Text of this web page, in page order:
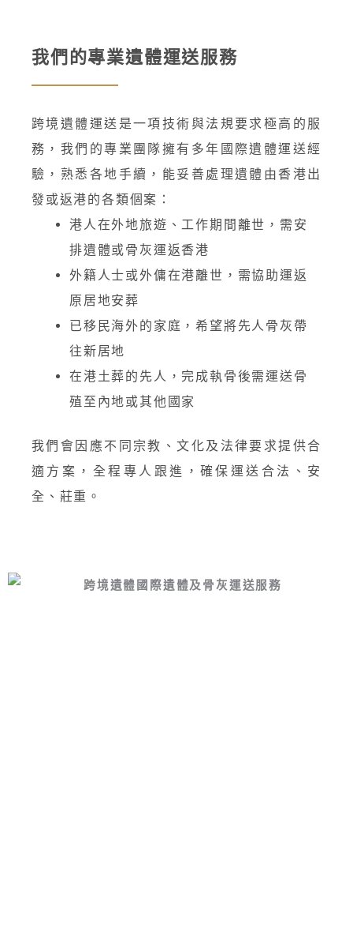
我們的專業遺體運送服務
跨境遺體運送是一項技術與法規要求極高的服
務，我們的專業團隊擁有多年國際遺體運送經
驗，熟悉各地手續，能妥善處理遺體由香港出
發或返港的各類個案：
港人在外地旅遊、工作期間離世，需安
排遺體或骨灰運返香港
外籍人士或外傭在港離世，需協助運返
原居地安葬
已移民海外的家庭，希望將先人骨灰帶
往新居地
在港土葬的先人，完成執骨後需運送骨
殖至內地或其他國家
我們會因應不同宗教、文化及法律要求提供合
適方案，全程專人跟進，確保運送合法、安
全、莊重。